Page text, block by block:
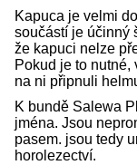
Kapuca je velmi
součástí je účinný
že kapuci nelze
Pokud je to
na ni připnuli
K bundě Salewa
jména. Jsou
pasem. jsou tedy
horolezectví.